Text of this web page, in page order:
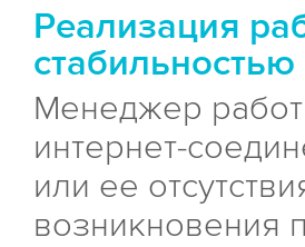
Реализация
стабильностью
Менеджер
интернет-
или ее
возникновения